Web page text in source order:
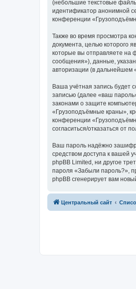
(небольшие текстовые
идентификатор анонимной
конференции
Также во время просмотра
документа, целью которого
которые вы отправляете на
сообщения»), данные,
авторизации (в дальнейшем
Ваша учётная запись будет
записью (далее «ваш
законами о защите
«Грузоподъёмные краны»,
конференции
согласиться/отказаться от
Ваш пароль надёжно
средством доступа к вашей
phpBB Limited, ни другое
пароля «Забыли пароль?»,
phpBB сгенерирует вам
Центральный сайт